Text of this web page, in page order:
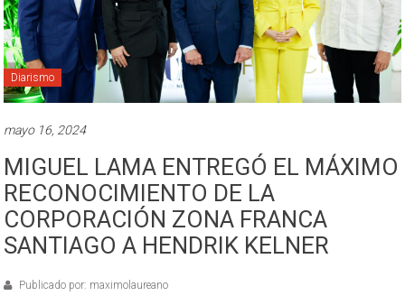
Diarismo
mayo 16, 2024
MIGUEL LAMA ENTREGÓ EL MÁXIMO
RECONOCIMIENTO DE LA
CORPORACIÓN ZONA FRANCA
SANTIAGO A HENDRIK KELNER
Publicado por: maximolaureano